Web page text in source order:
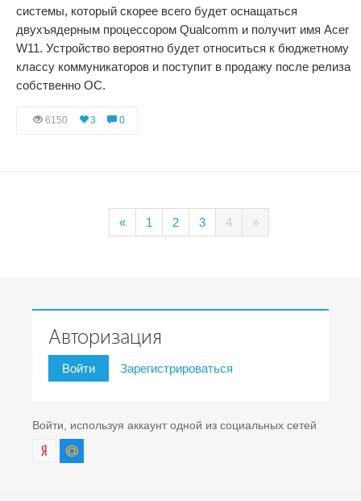
системы, который скорее всего будет оснащаться
двухъядерным процессором Qualcomm и получит имя Acer
W11. Устройство вероятно будет относиться к бюджетному
классу коммуникаторов и поступит в продажу после релиза
собственно ОС.
6150 3 0
« 1 2 3 4 »
Авторизация
Войти Зарегистрироваться
Войти, используя аккаунт одной из социальных сетей